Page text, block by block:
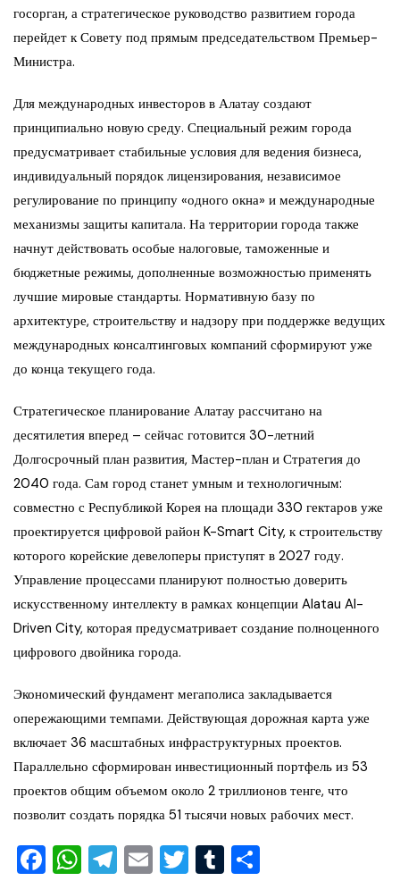
госорган, а стратегическое руководство развитием города
перейдет к Совету под прямым председательством Премьер-
Министра.
Для международных инвесторов в Алатау создают
принципиально новую среду. Специальный режим города
предусматривает стабильные условия для ведения бизнеса,
индивидуальный порядок лицензирования, независимое
регулирование по принципу «одного окна» и международные
механизмы защиты капитала. На территории города также
начнут действовать особые налоговые, таможенные и
бюджетные режимы, дополненные возможностью применять
лучшие мировые стандарты. Нормативную базу по
архитектуре, строительству и надзору при поддержке ведущих
международных консалтинговых компаний сформируют уже
до конца текущего года.
Стратегическое планирование Алатау рассчитано на
десятилетия вперед – сейчас готовится 30-летний
Долгосрочный план развития, Мастер-план и Стратегия до
2040 года. Сам город станет умным и технологичным:
совместно с Республикой Корея на площади 330 гектаров уже
проектируется цифровой район K-Smart City, к строительству
которого корейские девелоперы приступят в 2027 году.
Управление процессами планируют полностью доверить
искусственному интеллекту в рамках концепции Alatau AI-
Driven City, которая предусматривает создание полноценного
цифрового двойника города.
Экономический фундамент мегаполиса закладывается
опережающими темпами. Действующая дорожная карта уже
включает 36 масштабных инфраструктурных проектов.
Параллельно сформирован инвестиционный портфель из 53
проектов общим объемом около 2 триллионов тенге, что
позволит создать порядка 51 тысячи новых рабочих мест.
F W T E T T